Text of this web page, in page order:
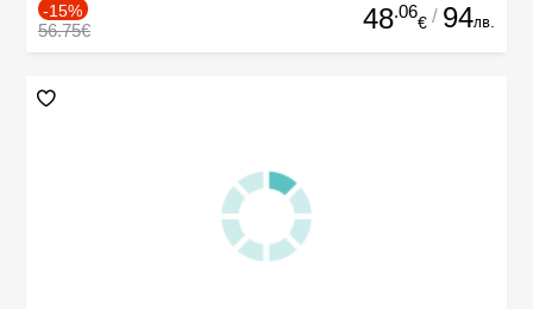
-15%
56.75€ 48.06
€ / 94лв.